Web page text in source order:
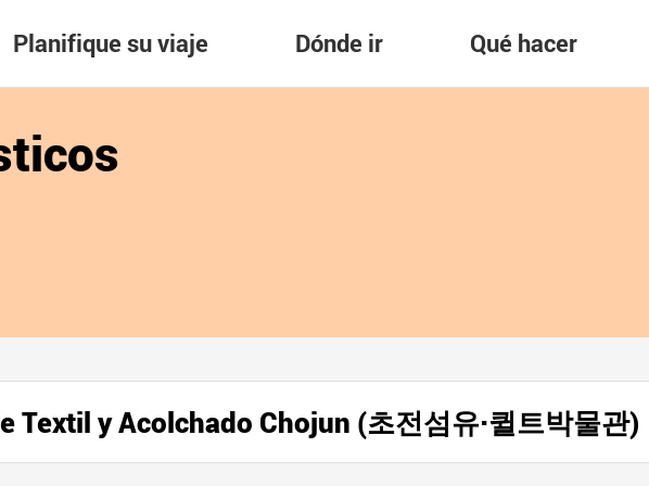
Planifique su viaje Dónde ir Qué hacer
Textil y Acolchado Chojun (초전섬유·퀼트박물관)